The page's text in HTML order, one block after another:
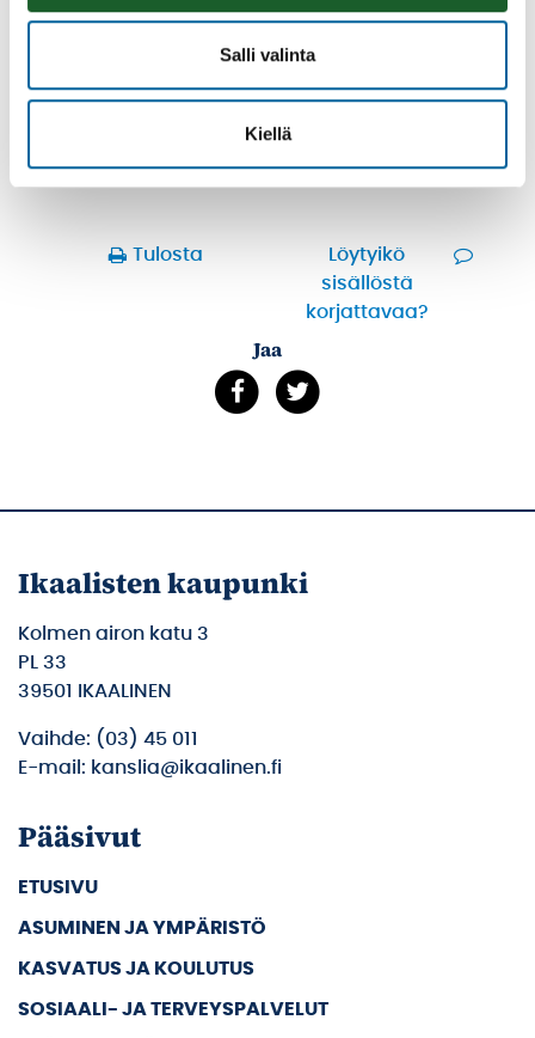
Salli valinta
Kiellä
Räsymattojooga
12:00
Talo Rannalla kallioilla
Tulosta
Löytyikö
sisällöstä
korjattavaa?
Jaa
Ikaalisten kaupunki
Kolmen airon katu 3
PL 33
39501 IKAALINEN
Vaihde: (03) 45 011
E-mail: kanslia@ikaalinen.fi
Pääsivut
ETUSIVU
ASUMINEN JA YMPÄRISTÖ
KASVATUS JA KOULUTUS
SOSIAALI- JA TERVEYSPALVELUT